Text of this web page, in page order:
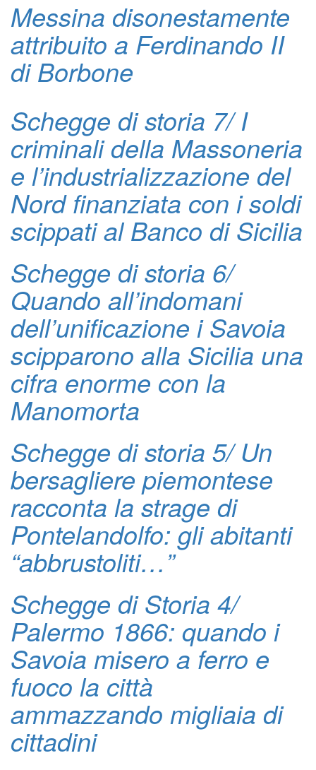
Messina disonestamente
attribuito a Ferdinando II
di Borbone
Schegge di storia 7/ I
criminali della Massoneria
e l’industrializzazione del
Nord finanziata con i soldi
scippati al Banco di Sicilia
Schegge di storia 6/
Quando all’indomani
dell’unificazione i Savoia
scipparono alla Sicilia una
cifra enorme con la
Manomorta
Schegge di storia 5/ Un
bersagliere piemontese
racconta la strage di
Pontelandolfo: gli abitanti
“abbrustoliti…”
Schegge di Storia 4/
Palermo 1866: quando i
Savoia misero a ferro e
fuoco la città
ammazzando migliaia di
cittadini